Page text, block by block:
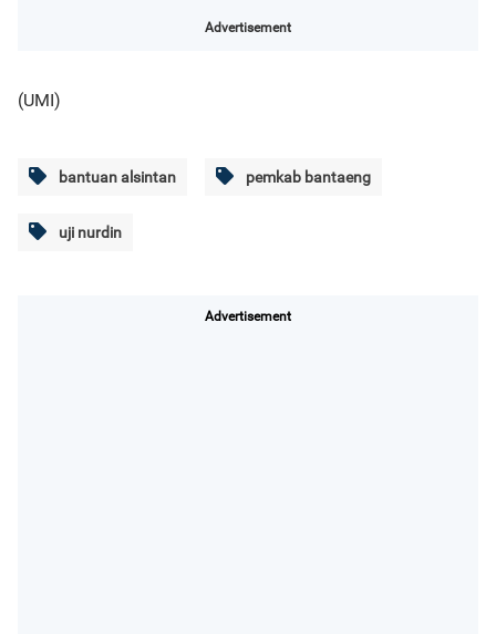
Advertisement
(UMI)
bantuan alsintan pemkab bantaeng
uji nurdin
Advertisement